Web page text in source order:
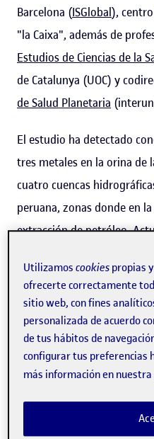
Barcelona (ISGlobal),
"la Caixa", además de
Estudios de Ciencias de la
de Catalunya (UOC) y
de Salud Planetaria
El estudio ha detectado
tres metales en la orina de
cuatro cuencas
peruana, zonas donde en
extracción de petróleo.
anterior liderada por
de plomo en sangreentre la
se publican los datos
el cadmio, tres metales
referentes al
mercurio,
Utilizamoscookies propias
ofrecerte correctamente
sitio web, con fines
personalizada de acuerdo
de tus hábitos de
configurar tus preferencias
más información en nuestra